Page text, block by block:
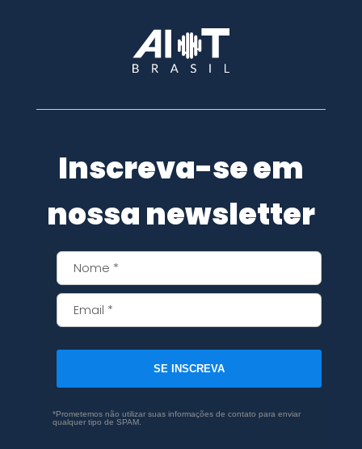
Inscreva-se em
nossa newsletter
SE INSCREVA
*Prometemos não utilizar suas informações de contato para enviar
qualquer tipo de SPAM.